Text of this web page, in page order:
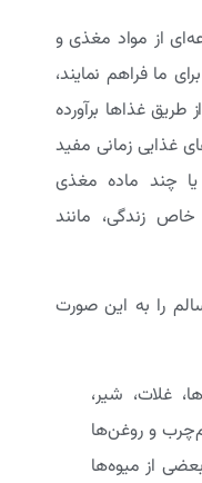
از مواد مغذی و
ما فراهم نمایند،
طریق غذاها برآورده
غذایی زمانی مفید
چند ماده مغذی
زندگی، مانند
را به این صورت
غلات، شیر،
و روغن‌ها
از میوه‌ها